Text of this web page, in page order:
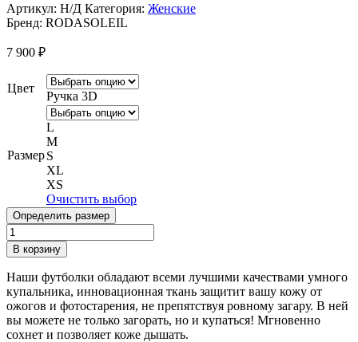
Артикул: Н/Д Категория: Женские
Бренд: RODASOLEIL
7 900 ₽
Цвет
Ручка 3D
Размер
L
M
S
XL
XS
Очистить выбор
Определить размер
Количество
товара
Футболка
с
капюшоном
RoDaSoleil
«3D
Ручка»
В корзину
Наши футболки обладают всеми лучшими качествами умного
купальника, инновационная ткань защитит вашу кожу от
ожогов и фотостарения, не препятствуя ровному загару. В ней
вы можете не только загорать, но и купаться! Мгновенно
сохнет и позволяет коже дышать.